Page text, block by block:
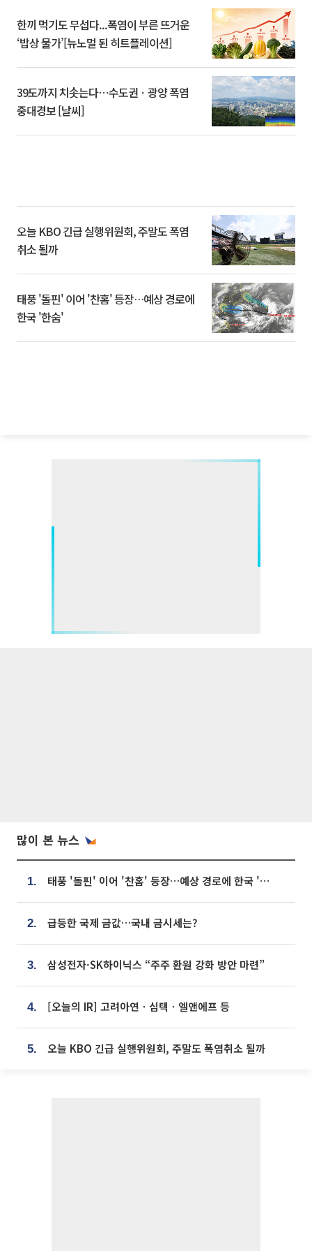
한끼 먹기도 무섭다...폭염이 부른 뜨거운
‘밥상 물가’[뉴노멀 된 히트플레이션]
39도까지 치솟는다⋯수도권ㆍ광양 폭염
중대경보 [날씨]
오늘 KBO 긴급 실행위원회, 주말도 폭염
취소 될까
태풍 '돌핀' 이어 '찬홈' 등장…예상 경로에
한국 '한숨'
많이 본 뉴스
1. 태풍 '돌핀' 이어 '찬홈' 등장…예상 경로에 한국 '한숨'
2. 급등한 국제 금값…국내 금시세는?
3. 삼성전자·SK하이닉스 “주주 환원 강화 방안 마련”
4. [오늘의 IR] 고려아연ㆍ심텍ㆍ엘앤에프 등
5. 오늘 KBO 긴급 실행위원회, 주말도 폭염취소 될까